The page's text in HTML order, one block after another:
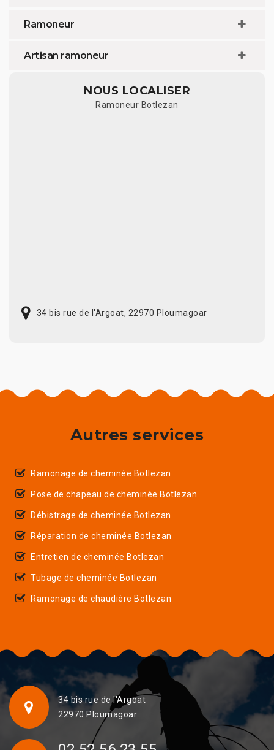
Ramoneur
Artisan ramoneur
NOUS LOCALISER
Ramoneur Botlezan
34 bis rue de l'Argoat, 22970 Ploumagoar
Autres services
Ramonage de cheminée Botlezan
Pose de chapeau de cheminée Botlezan
Débistrage de cheminée Botlezan
Réparation de cheminée Botlezan
Entretien de cheminée Botlezan
Tubage de cheminée Botlezan
Ramonage de chaudière Botlezan
34 bis rue de l'Argoat
22970 Ploumagoar